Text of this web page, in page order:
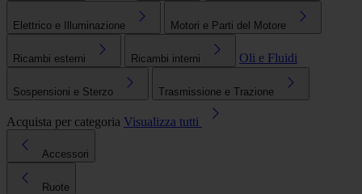
Elettrico e Illuminazione Motori e Parti del Motore
Ricambi esterni Ricambi interni Oli e Fluidi
Sospensioni e Sterzo Trasmissione e Trazione
Acquista per categoria Visualizza tutti
Accessori
Ruote